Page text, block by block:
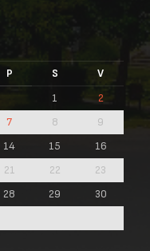
P S
V
1
2
7 8
9
14 15
16
21 22
23
28 29
30